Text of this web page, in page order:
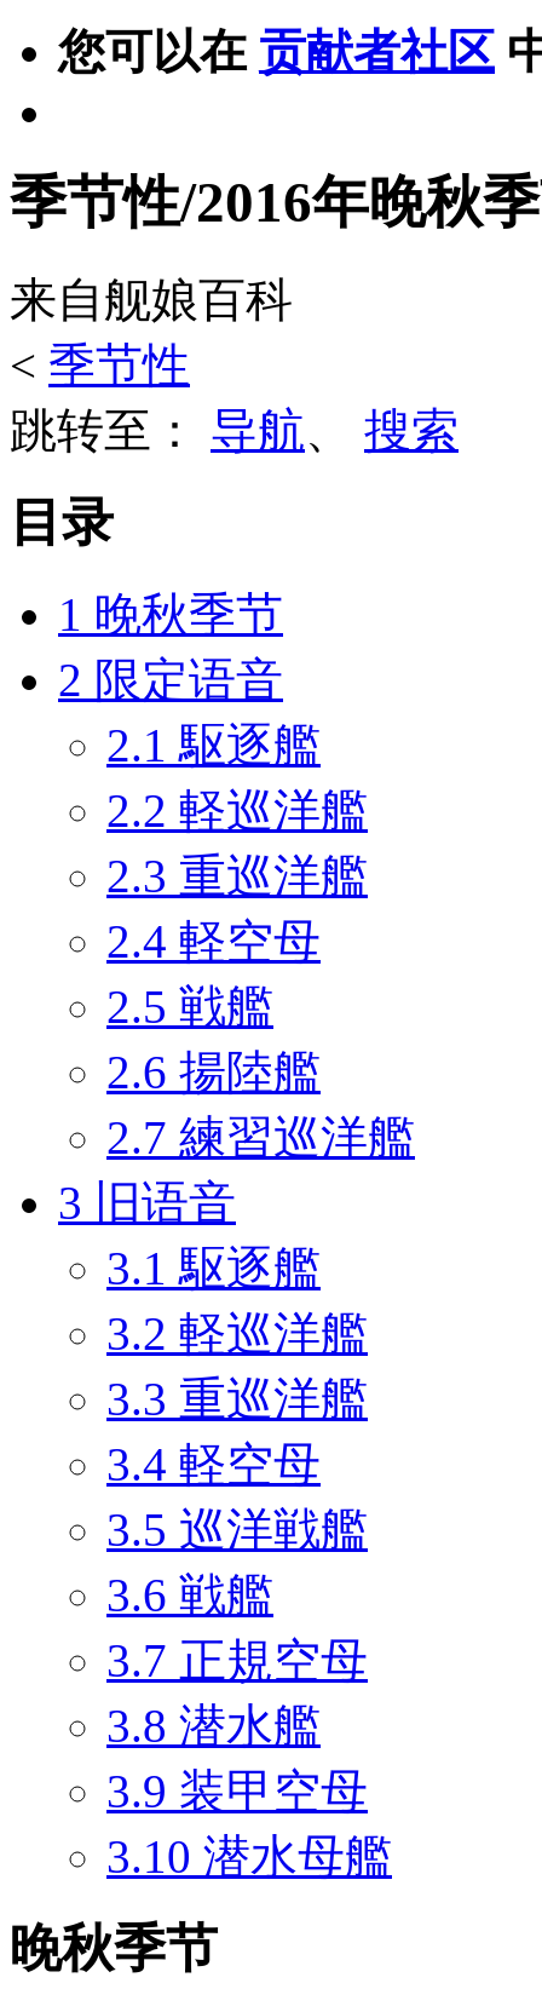
您可以在 贡献者社区
季节性/2016年晚秋
来自舰娘百科
< 季节性
跳转至： 导航、 搜索
目录
1 晚秋季节
2 限定语音
2.1 駆逐艦
2.2 軽巡洋艦
2.3 重巡洋艦
2.4 軽空母
2.5 戦艦
2.6 揚陸艦
2.7 練習巡洋艦
3
旧语音
3.1 駆逐艦
3.2 軽巡洋艦
3.3 重巡洋艦
3.4 軽空母
3.5 巡洋戦艦
3.6 戦艦
3.7 正規空母
3.8 潜水艦
3.9 装甲空母
3.10 潜水母艦
晚秋季节